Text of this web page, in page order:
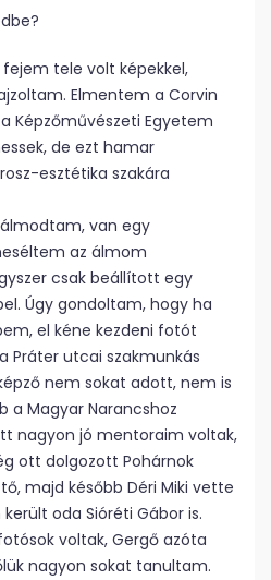
tele volt képekkel,
Elmentem a Corvin
Képzőművészeti Egyetem
de ezt hamar
esztétika szakára
van egy
az álmom
csak beállított egy
Úgy gondoltam, hogy ha
el kéne kezdeni fotót
Práter utcai szakmunkás
nem sokat adott, nem is
a Magyar Narancshoz
nagyon jó mentoraim voltak,
ott dolgozott Pohárnok
majd később Déri Miki vette
oda Sióréti Gábor is.
voltak, Gergő azóta
nagyon sokat tanultam.